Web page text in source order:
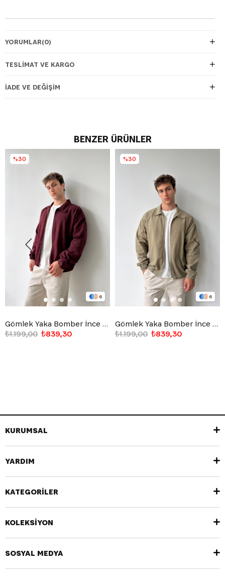
YORUMLAR(0)
TESLIMAT VE KARGO
İADE VE DEĞIŞIM
BENZER ÜRÜNLER
6
Gömlek Yaka Bomber İnce Ceket
₺839,30
₺1.199,00
%30
6
Gömlek Yaka Bomber İnce Ceket
₺839,30
₺1.199,00
%30
KURUMSAL
YARDIM
KATEGORİLER
KOLEKSİYON
SOSYAL MEDYA